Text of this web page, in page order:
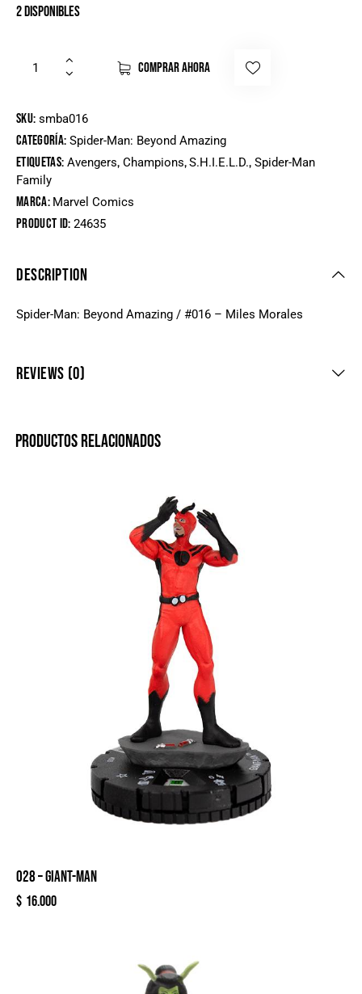
2 disponibles
COMPRAR AHORA
SKU: smba016
Categoría: Spider-Man: Beyond Amazing
Etiquetas: Avengers, Champions,S.H.I.E.L.D., Spider-Man
Family
Marca: Marvel Comics
Product ID:24635
DESCRIPTION
Spider-Man: Beyond Amazing / #016 – Miles Morales
REVIEWS (0)
PRODUCTOS RELACIONADOS
028 – GIANT-MAN
$ 16.000